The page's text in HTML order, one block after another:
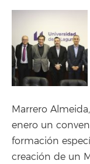
Marrero
enero un
formación
creación de un